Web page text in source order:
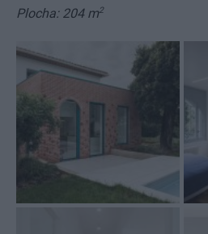
Plocha: 204 m2